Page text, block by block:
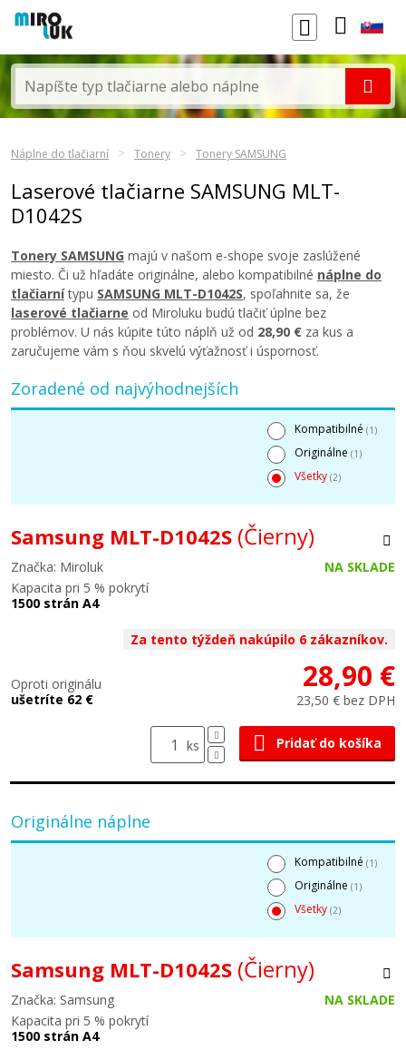
Náplne do tlačiarní Tonery Tonery SAMSUNG
Laserové tlačiarne SAMSUNG MLT-
D1042S
Tonery SAMSUNG majú v našom e-shope svoje zaslúžené
miesto. Či už hľadáte originálne, alebo kompatibilné náplne do
tlačiarnítypu SAMSUNG MLT-D1042S, spoľahnite sa, že
laserové tlačiarne od Miroluku budú tlačiť úplne bez
problémov. U nás kúpite túto náplň už od 28,90 € za kus a
zaručujeme vám s ňou skvelú výťažnosť i úspornosť.
Zoradené od najvýhodnejších
Kompatibilné (1)
Originálne (1)
Všetky (2)
Samsung MLT-D1042S (Čierny)
Značka: Miroluk
NA SKLADE
Kapacita pri 5 % pokrytí
1500 strán A4
Za tento týždeň nakúpilo 6 zákazníkov.
Oproti originálu
ušetríte 62 €
28,90 €
23,50 € bez DPH
ks Pridať do košíka
Originálne náplne
Kompatibilné (1)
Originálne (1)
Všetky (2)
Samsung MLT-D1042S (Čierny)
Značka: Samsung
NA SKLADE
Kapacita pri 5 % pokrytí
1500 strán A4